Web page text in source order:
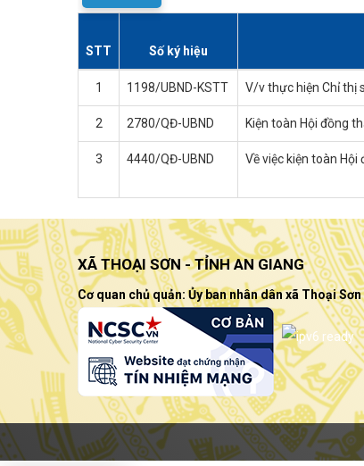
STT Số ký hiệu
1 1198/UBND-KSTT V/v thực hiện Chỉ thị
2 2780/QĐ-UBND Kiện toàn Hội đồng
3 4440/QĐ-UBND Về việc kiện toàn
XÃ THOẠI SƠN - TỈNH AN GIANG
Cơ quan chủ quản: Ủy ban nhân dân xã Thoại Sơn